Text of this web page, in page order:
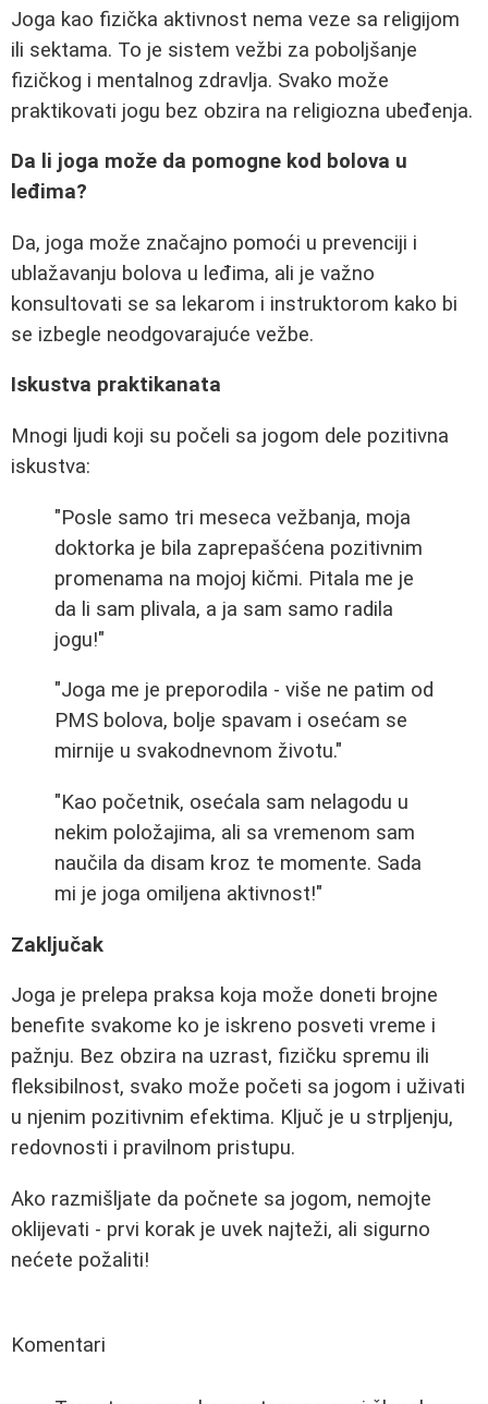
Joga kao fizička aktivnost nema veze sa religijom
ili sektama. To je sistem vežbi za poboljšanje
fizičkog i mentalnog zdravlja. Svako može
praktikovati jogu bez obzira na religiozna ubeđenja.
Da li joga može da pomogne kod bolova u
leđima?
Da, joga može značajno pomoći u prevenciji i
ublažavanju bolova u leđima, ali je važno
konsultovati se sa lekarom i instruktorom kako bi
se izbegle neodgovarajuće vežbe.
Iskustva praktikanata
Mnogi ljudi koji su počeli sa jogom dele pozitivna
iskustva:
"Posle samo tri meseca vežbanja, moja
doktorka je bila zaprepašćena pozitivnim
promenama na mojoj kičmi. Pitala me je
da li sam plivala, a ja sam samo radila
jogu!"
"Joga me je preporodila - više ne patim od
PMS bolova, bolje spavam i osećam se
mirnije u svakodnevnom životu."
"Kao početnik, osećala sam nelagodu u
nekim položajima, ali sa vremenom sam
naučila da disam kroz te momente. Sada
mi je joga omiljena aktivnost!"
Zaključak
Joga je prelepa praksa koja može doneti brojne
benefite svakome ko je iskreno posveti vreme i
pažnju. Bez obzira na uzrast, fizičku spremu ili
fleksibilnost, svako može početi sa jogom i uživati
u njenim pozitivnim efektima. Ključ je u strpljenju,
redovnosti i pravilnom pristupu.
Ako razmišljate da počnete sa jogom, nemojte
oklijevati - prvi korak je uvek najteži, ali sigurno
nećete požaliti!
Komentari